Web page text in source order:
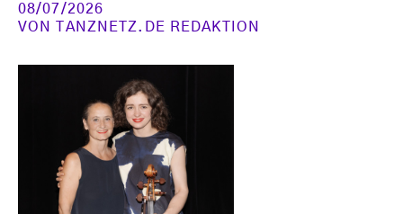
08/07/2026
VONTANZNETZ.DE REDAKTION